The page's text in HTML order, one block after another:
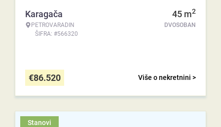
Karagača
PETROVARADIN
ŠIFRA: #566320
45 m2
DVOSOBAN
Više o nekretnini >
€86.520
Stanovi